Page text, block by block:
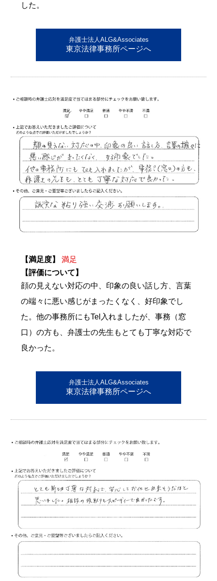
した。
弁護士法人ALG&Associates
東京法律事務所ページへ
【満足度】
満足
【評価について】
顔の見えない対応の中、印象の良い話し方、言葉
の端々に悪い感じがまったくなく、好印象でし
た。他の事務所にもTel入れましたが、事務（窓
口）の方も、弁護士の先生もとても丁寧な対応で
良かった。
弁護士法人ALG&Associates
東京法律事務所ページへ